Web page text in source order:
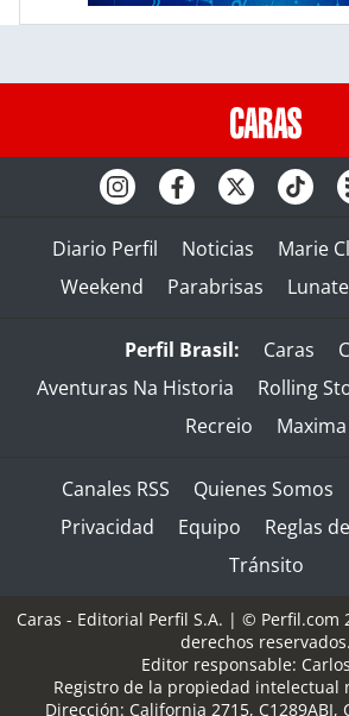
Diario Perfil Noticias Marie
Weekend
Parabrisas
Perfil Brasil: Caras
Aventuras Na Historia
Rolling
Recreio
Maxima
Canales RSS Quienes Somos
Privacidad
Equipo
Reglas
Tránsito
Caras - Editorial Perfil S.A. | © Perfil.com
derechos reservados.
Editor responsable:
Registro de la propiedad intelectual
Dirección: California 2715, C1289ABI,